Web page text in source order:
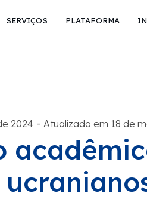
SERVIÇOS PLATAFORMA
2024 - Atualizado em 18 de